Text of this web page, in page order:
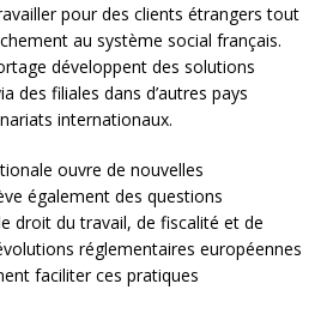
pour des clients étrangers tout
au système social français.
développent des solutions
des filiales dans d’autres pays
internationaux.
ouvre de nouvelles
également des questions
droit du travail, de fiscalité et de
réglementaires européennes
faciliter ces pratiques